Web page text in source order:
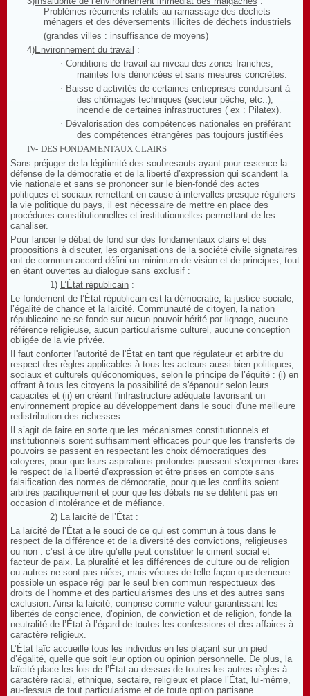
Problèmes récurrents relatifs au ramassage des déchets
ménagers et des déversements illicites de déchets industriels
(grandes villes : insuffisance de moyens)
4)Environnement du travail :
· Conditions de travail au niveau des zones franches,
maintes fois dénoncées et sans mesures concrètes.
· Baisse d’activités de certaines entreprises conduisant à
des chômages techniques (secteur pêche, etc..),
incendie de certaines infrastructures ( ex : Pilatex).
· Dévalorisation des compétences nationales en préférant
des compétences étrangères pas toujours justifiées
IV- DES FONDAMENTAUX CLAIRS
Sans préjuger de la légitimité des soubresauts ayant pour essence la
défense de la démocratie et de la liberté d’expression qui scandent la
vie nationale et sans se prononcer sur le bien-fondé des actes
politiques et sociaux remettant en cause à intervalles presque réguliers
la vie politique du pays, il est nécessaire de mettre en place des
procédures constitutionnelles et institutionnelles permettant de les
canaliser.
Pour lancer le débat de fond sur des fondamentaux clairs et des
propositions à discuter, les organisations de la société civile signataires
ont de commun accord défini un minimum de vision et de principes, tout
en étant ouvertes au dialogue sans exclusif :
1) L’ État républicain :
Le fondement de l’État républicain est la démocratie, la justice sociale,
l’égalité de chance et la laïcité. Communauté de citoyen, la nation
républicaine ne se fonde sur aucun pouvoir hérité par lignage, aucune
référence religieuse, aucun particularisme culturel, aucune conception
obligée de la vie privée.
Il faut conforter l'autorité de l'État en tant que régulateur et arbitre du
respect des règles applicables à tous les acteurs aussi bien politiques,
sociaux et culturels qu'économiques, selon le principe de l’équité : (i) en
offrant à tous les citoyens la possibilité de s'épanouir selon leurs
capacités et (ii) en créant l'infrastructure adéquate favorisant un
environnement propice au développement dans le souci d'une meilleure
redistribution des richesses.
Il s’agit de faire en sorte que les mécanismes constitutionnels et
institutionnels soient suffisamment efficaces pour que les transferts de
pouvoirs se passent en respectant les choix démocratiques des
citoyens, pour que leurs aspirations profondes puissent s’exprimer dans
le respect de la liberté d’expression et être prises en compte sans
falsification des normes de démocratie, pour que les conflits soient
arbitrés pacifiquement et pour que les débats ne se délitent pas en
occasion d’intolérance et de méfiance.
2) La laïcité de l’État :
La laïcité de l’État a le souci de ce qui est commun à tous dans le
respect de la différence et de la diversité des convictions, religieuses
ou non : c’est à ce titre qu’elle peut constituer le ciment social et
facteur de paix. La pluralité et les différences de culture ou de religion
ou autres ne sont pas niées, mais vécues de telle façon que demeure
possible un espace régi par le seul bien commun respectueux des
droits de l’homme et des particularismes des uns et des autres sans
exclusion. Ainsi la laïcité, comprise comme valeur garantissant les
libertés de conscience, d’opinion, de conviction et de religion, fonde la
neutralité de l’État à l’égard de toutes les confessions et des affaires à
caractère religieux.
L’État laïc accueille tous les individus en les plaçant sur un pied
d’égalité, quelle que soit leur option ou opinion personnelle. De plus, la
laïcité place les lois de l’État au-dessus de toutes les autres règles à
caractère racial, ethnique, sectaire, religieux et place l’État, lui-même,
au-dessus de tout particularisme et de toute option partisane.